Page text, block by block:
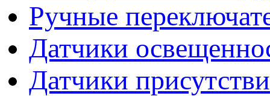
Ручные
Датчики
Датчики